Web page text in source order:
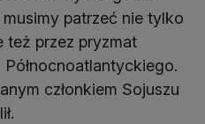
patrzeć nie tylko
też przez pryzmat
członkiem Sojuszu